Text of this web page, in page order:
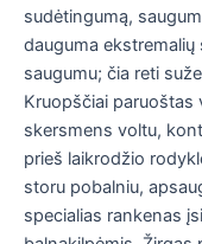
sudėtingumą,
dauguma
saugumu; čia reti
Kruopščiai paruoštas
skersmens voltu,
prieš laikrodžio
storu pobalniu,
specialias rankenas